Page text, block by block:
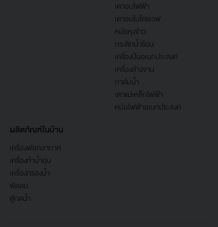
เตาอบไฟฟ้า
เตาอบไมโครเวฟ
หม้อหุงข้าว
กระติกน้ำร้อน
เครื่องปั่นอเนกประสงค์
เครื่องล้างจาน
กาต้มน้ำ
เตาแม่เหล็กไฟฟ้า
หม้อไฟฟ้าอเนกประสงค์
ผลิตภัณฑ์ในบ้าน
เครื่องฟอกอากาศ
เครื่องทำน้ำอุ่น
เครื่องกรองน้ำ
พัดลม
ตู้กดน้ำ